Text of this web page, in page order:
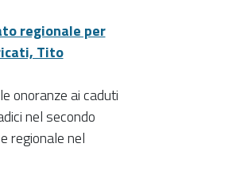
regionale per
Tito
onoranze ai caduti
nel secondo
regionale nel